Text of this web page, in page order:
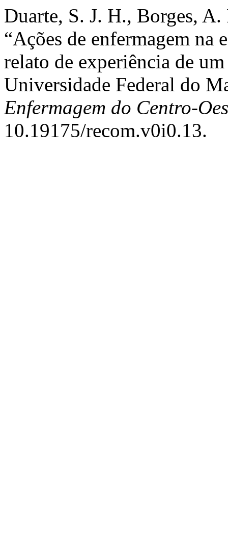
Duarte, S. J. H., Borges,
“Ações de enfermagem na
relato de experiência de
Universidade Federal do
Enfermagem do Centro-
10.19175/recom.v0i0.13.